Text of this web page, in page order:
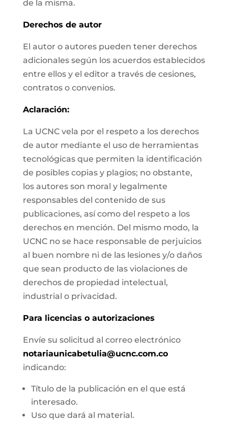
de la misma.
Derechos de autor
El autor o autores pueden tener derechos
adicionales según los acuerdos establecidos
entre ellos y el editor a través de cesiones,
contratos o convenios.
Aclaración:
La UCNC vela por el respeto a los derechos
de autor mediante el uso de herramientas
tecnológicas que permiten la identificación
de posibles copias y plagios; no obstante,
los autores son moral y legalmente
responsables del contenido de sus
publicaciones, así como del respeto a los
derechos en mención. Del mismo modo, la
UCNC no se hace responsable de perjuicios
al buen nombre ni de las lesiones y/o daños
que sean producto de las violaciones de
derechos de propiedad intelectual,
industrial o privacidad.
Para licencias o autorizaciones
Envíe su solicitud al correo electrónico
notariaunicabetulia@ucnc.com.co
indicando:
Título de la publicación en el que está
interesado.
Uso que dará al material.